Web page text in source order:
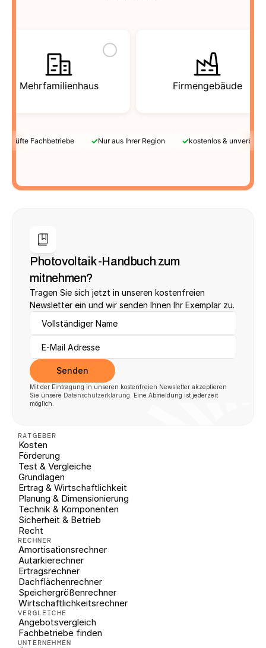
Mehrfamilienhaus Firmengebäude
Fachbetriebe ✓Nur aus Ihrer Region ✓kostenlos &
Photovoltaik -Handbuch zum
mitnehmen?
Tragen Sie sich jetzt in unseren kostenfreien
Newsletter ein und wir senden Ihnen Ihr Exemplar zu.
Senden
Mit der Eintragung in unseren kostenfreien Newsletter akzeptieren
Sie unsere Datenschutzerklärung . Eine Abmeldung ist jederzeit
möglich.
RATGEBER
Kosten
Förderung
Test & Vergleiche
Grundlagen
Ertrag & Wirtschaftlichkeit
Planung & Dimensionierung
Technik & Komponenten
Sicherheit & Betrieb
Recht
RECHNER
Amortisationsrechner
Autarkierechner
Ertragsrechner
Dachflächenrechner
Speichergrößenrechner
Wirtschaftlichkeitsrechner
VERGLEICHE
Angebotsvergleich
Fachbetriebe finden
UNTERNEHMEN